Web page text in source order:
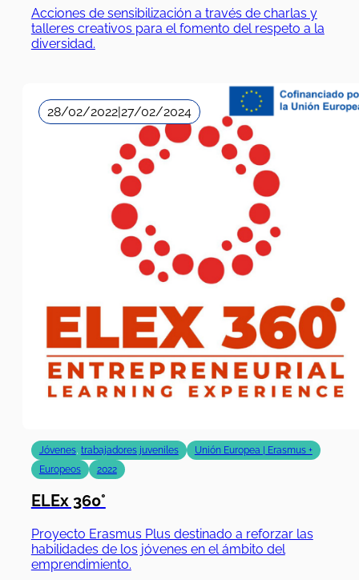
Acciones de sensibilización a través de charlas y
talleres creativos para el fomento del respeto a la
diversidad.
28/02/2022|27/02/2024
Jóvenes, trabajadores juveniles
Unión Europea | Erasmus +
Europeos
2022
ELEx 360°
Proyecto Erasmus Plus destinado a reforzar las
habilidades de los jóvenes en el ámbito del
emprendimiento.